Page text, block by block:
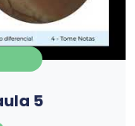
5